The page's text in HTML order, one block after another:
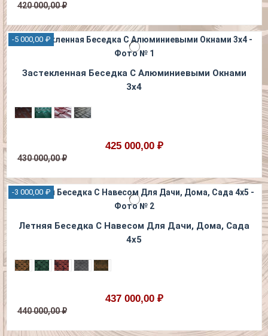
420 000,00 ₽
-5 000,00 ₽
Застекленная Беседка С Алюминиевыми Окнами
3х4
425 000,00 ₽
430 000,00 ₽
-3 000,00 ₽
Летняя Беседка С Навесом Для Дачи, Дома, Сада
4х5
437 000,00 ₽
440 000,00 ₽